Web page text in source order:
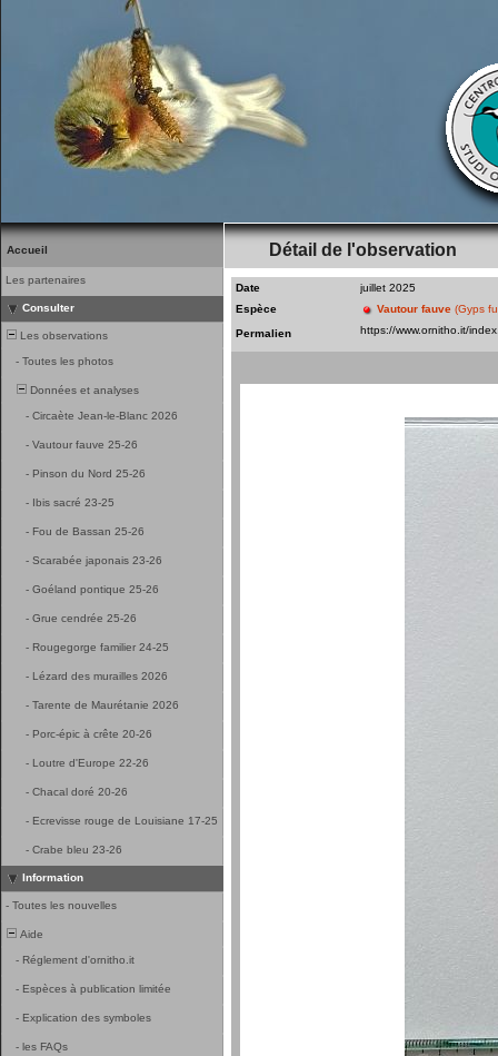
Accueil
Les partenaires
Consulter
Les observations
- Toutes les photos
Données et analyses
- Circaète Jean-le-Blanc 2026
- Vautour fauve 25-26
- Pinson du Nord 25-26
- Ibis sacré 23-25
- Fou de Bassan 25-26
- Scarabée japonais 23-26
- Goéland pontique 25-26
- Grue cendrée 25-26
- Rougegorge familier 24-25
- Lézard des murailles 2026
- Tarente de Maurétanie 2026
- Porc-épic à crête 20-26
- Loutre d'Europe 22-26
- Chacal doré 20-26
- Ecrevisse rouge de Louisiane 17-25
- Crabe bleu 23-26
Information
- Toutes les nouvelles
Aide
- Réglement d'ornitho.it
- Espèces à publication limitée
- Explication des symboles
- les FAQs
Détail de l'observation
Date
juillet 2025
Espèce
Vautour fauve (Gyps
Permalien